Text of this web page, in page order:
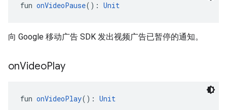
fun onVideoPause(): Unit
向 Google 移动广告 SDK 发出视频广告已暂停的通知。
onVideoPlay
fun onVideoPlay(): Unit